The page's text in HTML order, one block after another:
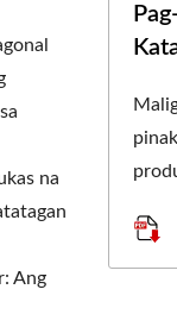
na
Ang